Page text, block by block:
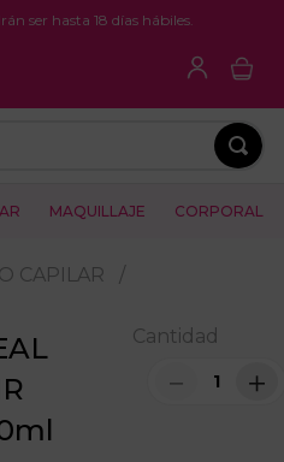
ser hasta 18 días hábiles.
MAQUILLAJE CORPORAL
CAPILAR
Cantidad
＋
－